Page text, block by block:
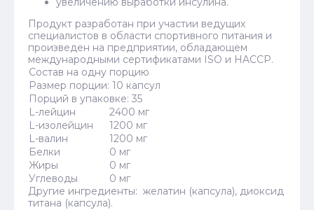
Продукт разработан при участии ведущих
специалистов в области спортивного питания и
произведен на предприятии, обладающем
международными сертификатами ISO и HACCP.
Состав на одну порцию
Размер порции: 10 капсул
Порций в упаковке: 35
L-лейцин
2400 мг
L-изолейцин
1200 мг
L-валин
1200 мг
Белки
0 мг
Жиры
0 мг
Углеводы
0 мг
Другие ингредиенты: желатин (капсула), диоксид
титана (капсула).